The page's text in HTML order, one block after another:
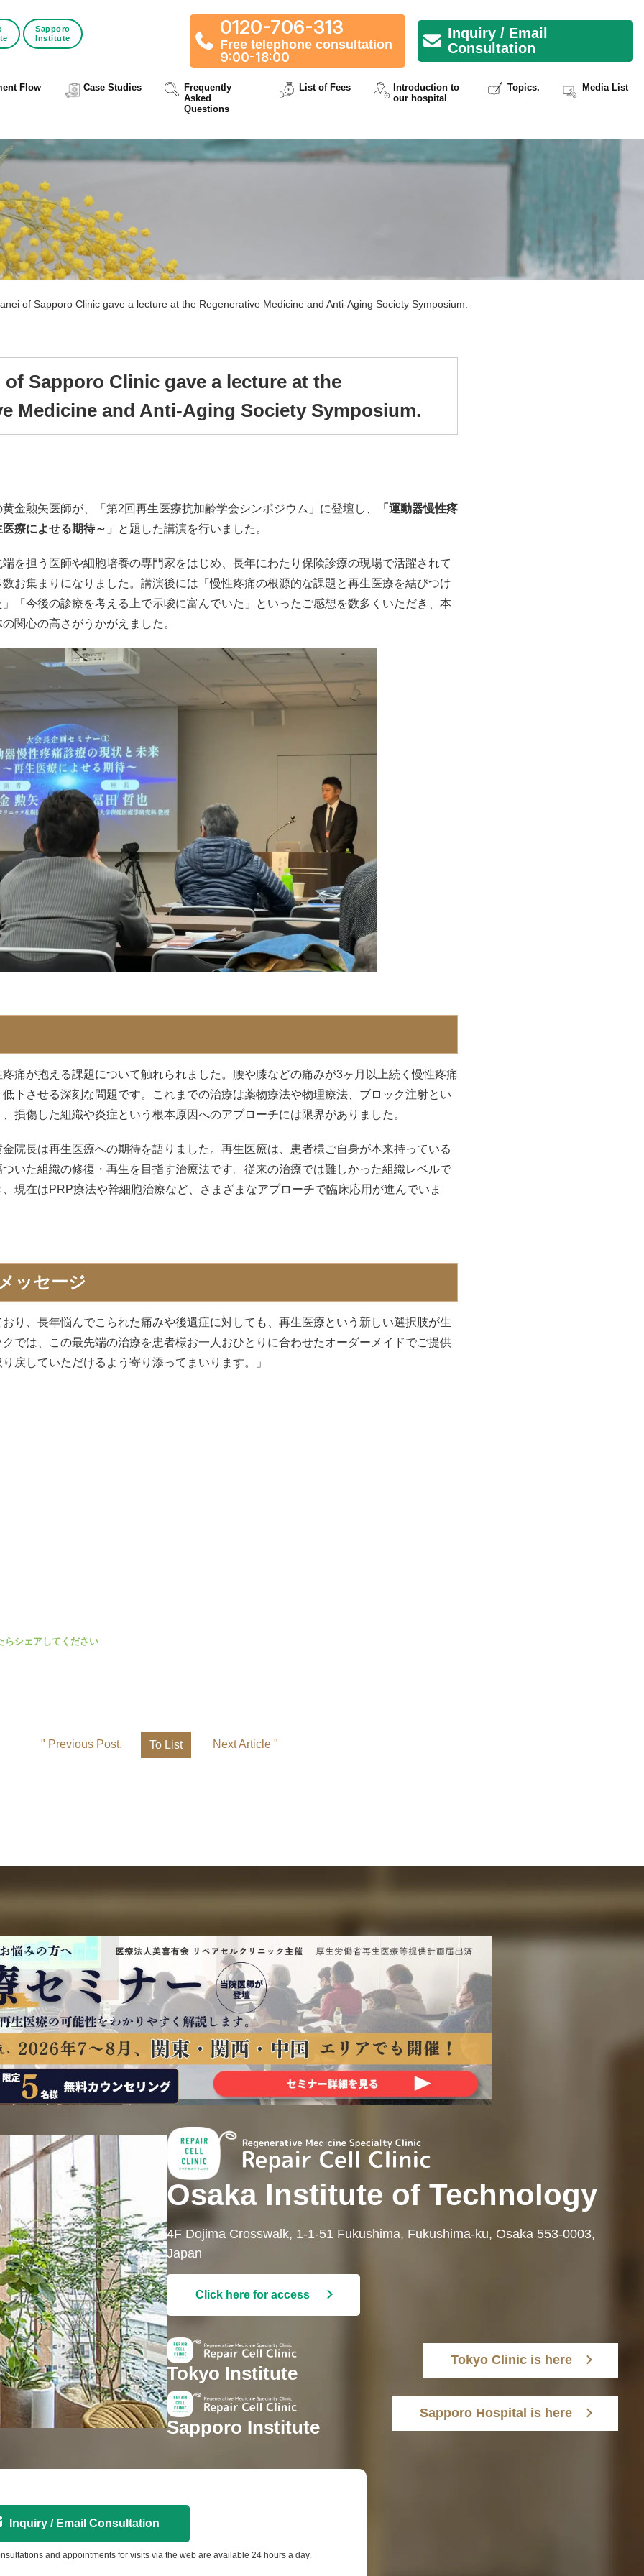
Sapporo
Institute
0120-706-313
Free telephone consultation
9:00-18:00
Inquiry / Email
Consultation
Flow Case Studies
Frequently
Asked
Questions
List of Fees
Introduction to
our hospital
Topics. Media List
of Sapporo Clinic gave a lecture at the Regenerative Medicine and Anti-Aging Society Symposium.
of Sapporo Clinic gave a lecture at the
Medicine and Anti-Aging Society Symposium.
金勲矢医師が、「第2回再生医療抗加齢学会シンポジウム」に登壇し、
「運動器慢性疼
療によせる期待～」
と題した講演を行いました。
を担う医師や細胞培養の専門家をはじめ、長年にわたり保険診療の現場で活躍されて
お集まりになりました。講演後には「慢性疼痛の根源的な課題と再生医療を結びつけ
「今後の診療を考える上で示唆に富んでいた」といったご感想を数多くいただき、本
関心の高さがうかがえました。
痛が抱える課題について触れられました。腰や膝などの痛みが3ヶ月以上続く慢性疼痛
下させる深刻な問題です。これまでの治療は薬物療法や物理療法、ブロック注射とい
損傷した組織や炎症という根本原因へのアプローチには限界がありました。
院長は再生医療への期待を語りました。再生医療は、患者様ご自身が本来持っている
ついた組織の修復・再生を目指す治療法です。従来の治療では難しかった組織レベルで
現在はPRP療法や幹細胞治療など、さまざまなアプローチで臨床応用が進んでいま
ッセージ
おり、長年悩んでこられた痛みや後遺症に対しても、再生医療という新しい選択肢が生
では、この最先端の治療を患者様お一人おひとりに合わせたオーダーメイドでご提供
戻していただけるよう寄り添ってまいります。」
" Previous Post. To List Next Article "
Osaka Institute of Technology
4F Dojima Crosswalk, 1-1-51 Fukushima, Fukushima-ku, Osaka 553-0003,
Japan
Click here for access
Tokyo Institute
Tokyo Clinic is here
Sapporo Institute
Sapporo Hospital is here
Inquiry / Email Consultation
and appointments for visits via the web are available 24 hours a day.